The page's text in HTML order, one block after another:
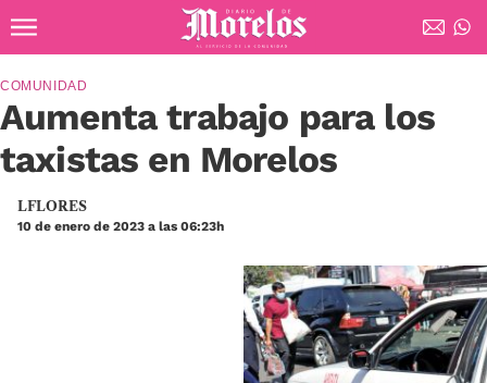
Diario de Morelos
Aumenta trabajo para los
taxistas en Morelos
COMUNIDAD
LFLORES
10 de enero de 2023 a las 06:23h